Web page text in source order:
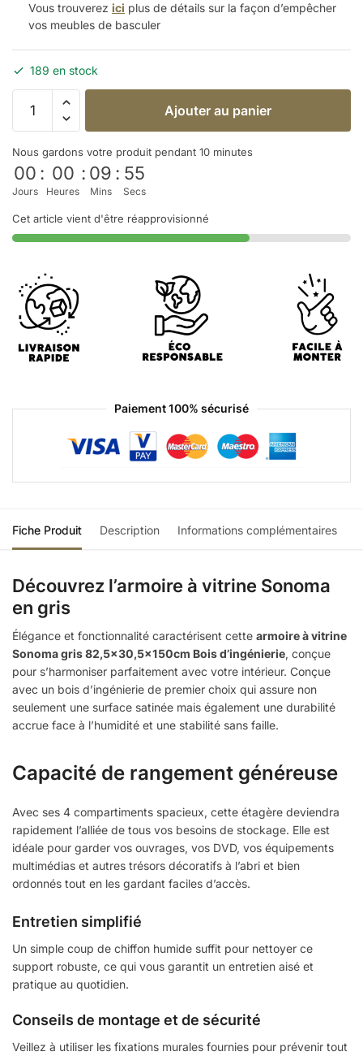
Vous trouverez ici plus de détails sur la façon d’empêcher
vos meubles de basculer
189 en stock
Ajouter au panier
Nous gardons votre produit pendant 10 minutes
00
Jours
: 00
Heures
: 09
Mins
: 54
Secs
Cet article vient d'être réapprovisionné
Paiement 100% sécurisé
Fiche Produit Description Informations complémentaires
Découvrez l’armoire à vitrine Sonoma
en gris
Élégance et fonctionnalité caractérisent cette armoire à vitrine
Sonoma gris 82,5×30,5x150cm Bois d’ingénierie, conçue
pour s’harmoniser parfaitement avec votre intérieur. Conçue
avec un bois d’ingénierie de premier choix qui assure non
seulement une surface satinée mais également une durabilité
accrue face à l’humidité et une stabilité sans faille.
Capacité de rangement généreuse
Avec ses 4 compartiments spacieux, cette étagère deviendra
rapidement l’alliée de tous vos besoins de stockage. Elle est
idéale pour garder vos ouvrages, vos DVD, vos équipements
multimédias et autres trésors décoratifs à l’abri et bien
ordonnés tout en les gardant faciles d’accès.
Entretien simplifié
Un simple coup de chiffon humide suffit pour nettoyer ce
support robuste, ce qui vous garantit un entretien aisé et
pratique au quotidien.
Conseils de montage et de sécurité
Veillez à utiliser les fixations murales fournies pour prévenir tout